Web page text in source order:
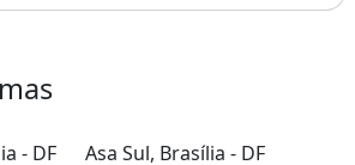
- DF
Asa Sul, Brasília - DF